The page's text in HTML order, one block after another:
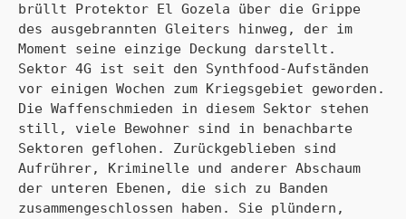
brüllt Protektor El Gozela über die Grippe
des ausgebrannten Gleiters hinweg, der im
Moment seine einzige Deckung darstellt.
Sektor 4G ist seit den Synthfood-Aufständen
vor einigen Wochen zum Kriegsgebiet geworden.
Die Waffenschmieden in diesem Sektor stehen
still, viele Bewohner sind in benachbarte
Sektoren geflohen. Zurückgeblieben sind
Aufrührer, Kriminelle und anderer Abschaum
der unteren Ebenen, die sich zu Banden
zusammengeschlossen haben. Sie plündern,